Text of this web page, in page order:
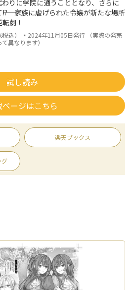
りに学院に通うこととなり、さらに
家族に虐げられた令嬢が新たな場所
劇！
込） ▪2024年11月05日発行 （実際の発売
異なります）
試し読み
ージはこちら
楽天ブックス
グ